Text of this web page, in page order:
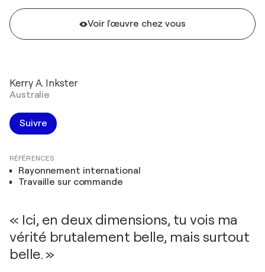
Voir l'œuvre chez vous
Kerry A. Inkster
Australie
Suivre
RÉFÉRENCES
Rayonnement international
Travaille sur commande
« Ici, en deux dimensions, tu vois ma
vérité brutalement belle, mais surtout
belle. »